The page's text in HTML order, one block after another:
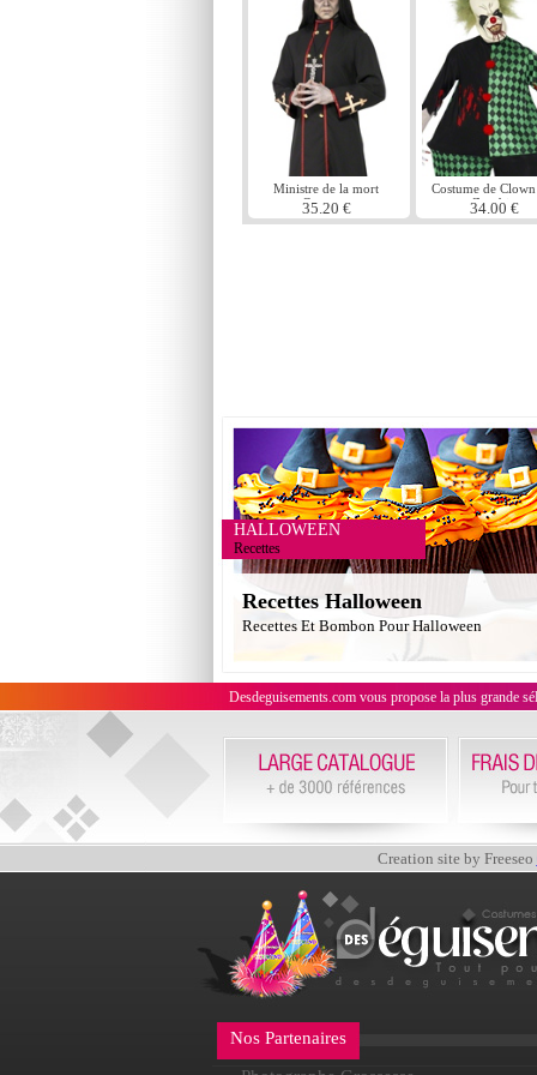
Ministre de la mort
Costume
35.20 €
Costume de
Zombie
34.00 €
HALLOWEEN
Recettes
Recettes Halloween
Recettes Et Bombon Pour Halloween
Desdeguisements.com vous propose la plus grande
Creation site by Freeseo
Nos Partenaires